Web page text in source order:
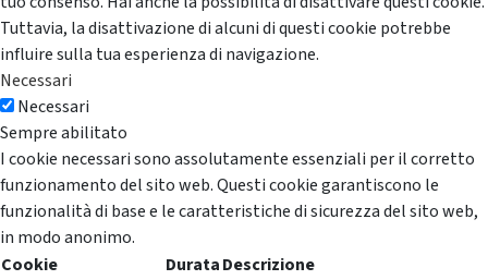
Tuttavia, la disattivazione di alcuni di questi cookie potrebbe
influire sulla tua esperienza di navigazione.
Necessari
Necessari
Sempre abilitato
I cookie necessari sono assolutamente essenziali per il corretto
funzionamento del sito web. Questi cookie garantiscono le
funzionalità di base e le caratteristiche di sicurezza del sito web,
in modo anonimo.
Cookie
DurataDescrizione